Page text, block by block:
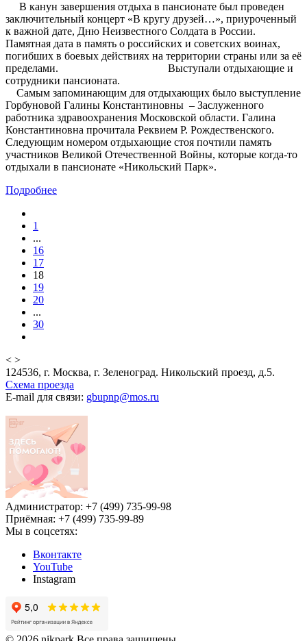
В канун завершения отдыха в пансионате был проведен
заключительный концерт «В кругу друзей…», приуроченный
к важной дате, Дню Неизвестного Солдата в России.
Памятная дата в память о российских и советских воинах,
погибших в боевых действиях на территории страны или за её
пределами. Выступали отдыхающие и
сотрудники пансионата.
Самым запоминающим для отдыхающих было выступление
Горбуновой Галины Константиновны – Заслуженного
работника здравоохранения Московской области. Галина
Константиновна прочитала Реквием Р. Рождественского.
Следующим номером отдыхающие стоя почтили память
участников Великой Отечественной Войны, которые когда-то
отдыхали в пансионате «Никольский Парк».
Подробнее
1
...
16
17
18
19
20
...
30
< >
124536, г. Москва, г. Зеленоград. Никольский проезд, д.5.
Схема проезда
E-mail для связи: gbupnp@mos.ru
Администратор: +7 (499) 735-99-98
Приёмная: +7 (499) 735-99-89
Мы в соцсетях:
Вконтакте
YouTube
Instagram